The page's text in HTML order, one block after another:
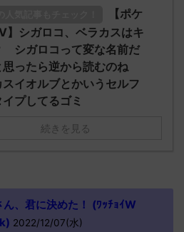
【ポケ
】シガロコ、ベラカスはキ
シガロコって変な名前だ
思ったら逆から読むのね
イオルブとかいうセルフ
プしてるゴミ
続きを見る
ん、君に決めた！ (ﾜｯﾁｮｲW
2022/12/07(水)